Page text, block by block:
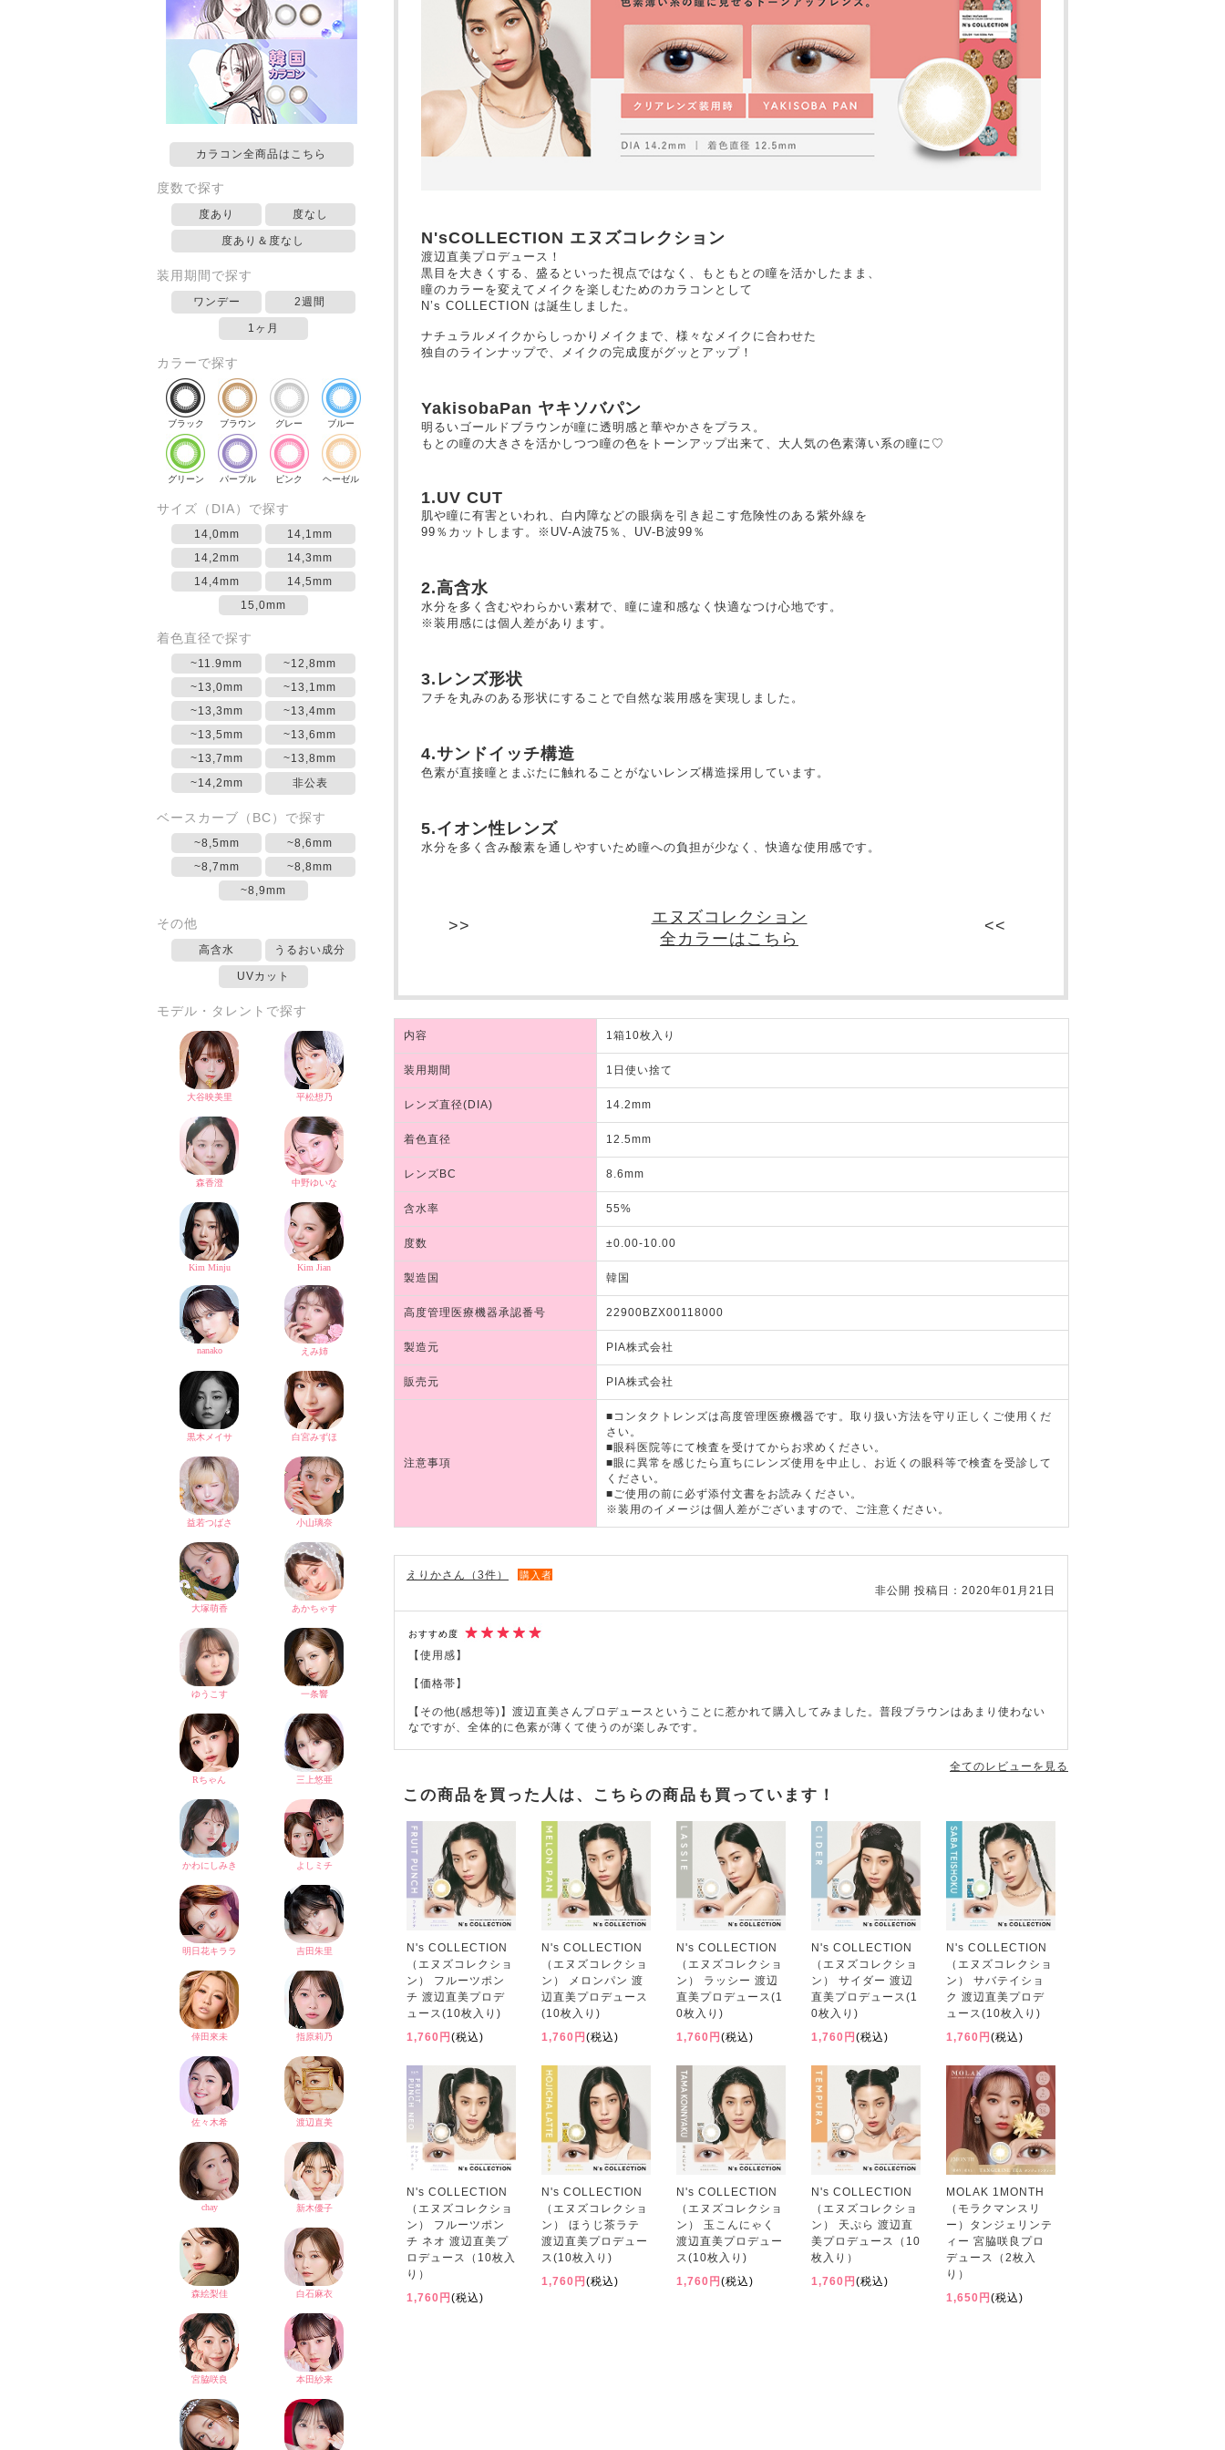
カラコン全商品はこちら
度数で探す
度あり 度なし
度あり＆度なし
装用期間で探す
ワンデー 2週間
1ヶ月
カラーで探す
ブラック ブラウン グレー ブルー
グリーン パープル ピンク ヘーゼル
サイズ（DIA）で探す
14,0mm
14,1mm
14,2mm
14,3mm
14,4mm
14,5mm
15,0mm
着色直径で探す
~11.9mm
~12,8mm
~13,0mm
~13,1mm
~13,3mm
~13,4mm
~13,5mm
~13,6mm
~13,7mm
~13,8mm
~14,2mm
非公表
ベースカーブ（BC）で探す
~8,5mm
~8,6mm
~8,7mm
~8,8mm
~8,9mm
その他
高含水 うるおい成分
UVカット
モデル・タレントで探す
N'sCOLLECTION エヌズコレクション
渡辺直美プロデュース！
黒目を大きくする、盛るといった視点ではなく、もともとの瞳を活かしたまま、
瞳のカラーを変えてメイクを楽しむためのカラコンとして
N’s COLLECTION は誕生しました。
ナチュラルメイクからしっかりメイクまで、様々なメイクに合わせた
独自のラインナップで、メイクの完成度がグッとアップ！
YakisobaPan ヤキソバパン
明るいゴールドブラウンが瞳に透明感と華やかさをプラス。
もとの瞳の大きさを活かしつつ瞳の色をトーンアップ出来て、大人気の色素薄い系の瞳に♡
1.UV CUT
肌や瞳に有害といわれ、白内障などの眼病を引き起こす危険性のある紫外線を
99％カットします。※UV-A波75％、UV-B波99％
2.高含水
水分を多く含むやわらかい素材で、瞳に違和感なく快適なつけ心地です。
※装用感には個人差があります。
3.レンズ形状
フチを丸みのある形状にすることで自然な装用感を実現しました。
4.サンドイッチ構造
色素が直接瞳とまぶたに触れることがないレンズ構造採用しています。
5.イオン性レンズ
水分を多く含み酸素を通しやすいため瞳への負担が少なく、快適な使用感です。
エヌズコレクション
全カラーはこちら
内容 1箱10枚入り
装用期間 1日使い捨て
レンズ直径(DIA) 14.2mm
着色直径 12.5mm
レンズBC 8.6mm
含水率 55%
度数 ±0.00-10.00
製造国 韓国
高度管理医療機器承認番号 22900BZX00118000
製造元 PIA株式会社
販売元 PIA株式会社
注意事項
■コンタクトレンズは高度管理医療機器です。取り扱い方法を守り正しくご使用くだ
さい。
■眼科医院等にて検査を受けてからお求めください。
■眼に異常を感じたら直ちにレンズ使用を中止し、お近くの眼科等で検査を受診して
ください。
■ご使用の前に必ず添付文書をお読みください。
※装用のイメージは個人差がございますので、ご注意ください。
えりかさん（3件） 購入者
非公開 投稿日：2020年01月21日
おすすめ度
【使用感】
【価格帯】
【その他(感想等)】渡辺直美さんプロデュースということに惹かれて購入してみました。普段ブラウンはあまり使わない
なですが、全体的に色素が薄くて使うのが楽しみです。
全てのレビューを見る
この商品を買った人は、こちらの商品も買っています！
N's COLLECTION
（エヌズコレクショ
ン） フルーツポン
チ 渡辺直美プロデ
ュース(10枚入り)
1,760円 (税込)
N's COLLECTION
（エヌズコレクショ
ン） メロンパン 渡
辺直美プロデュース
(10枚入り)
1,760円 (税込)
N's COLLECTION
（エヌズコレクショ
ン） ラッシー 渡辺
直美プロデュース(1
0枚入り)
1,760円 (税込)
N's COLLECTION
（エヌズコレクショ
ン） サイダー 渡辺
直美プロデュース(1
0枚入り)
1,760円 (税込)
N's COLLECTION
（エヌズコレクショ
ン） サバテイショ
ク 渡辺直美プロデ
ュース(10枚入り)
1,760円 (税込)
N's COLLECTION
（エヌズコレクショ
ン） フルーツポン
チ ネオ 渡辺直美プ
ロデュース（10枚入
り）
1,760円 (税込)
N's COLLECTION
（エヌズコレクショ
ン） ほうじ茶ラテ
渡辺直美プロデュー
ス(10枚入り)
1,760円 (税込)
N's COLLECTION
（エヌズコレクショ
ン） 玉こんにゃく
渡辺直美プロデュー
ス(10枚入り)
1,760円 (税込)
N's COLLECTION
（エヌズコレクショ
ン） 天ぷら 渡辺直
美プロデュース（10
枚入り）
1,760円 (税込)
MOLAK 1MONTH
（モラクマンスリ
ー）タンジェリンテ
ィー 宮脇咲良プロ
デュース（2枚入
り）
1,650円 (税込)